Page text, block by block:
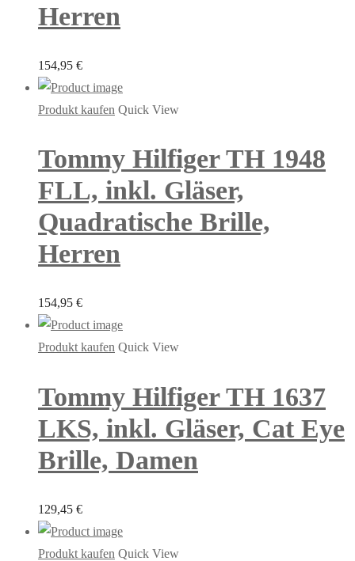
Herren
154,95 €
Produkt kaufen Quick View
Tommy Hilfiger TH 1948
FLL, inkl. Gläser,
Quadratische Brille,
Herren
154,95 €
Produkt kaufen Quick View
Tommy Hilfiger TH 1637
LKS, inkl. Gläser, Cat Eye
Brille, Damen
129,45 €
Produkt kaufen Quick View